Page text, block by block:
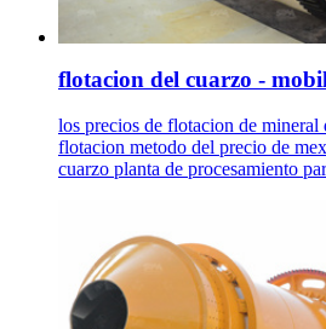
flotacion del cuarzo -
los precios de flotacion de mineral
flotacion metodo del precio de
cuarzo planta de procesamiento